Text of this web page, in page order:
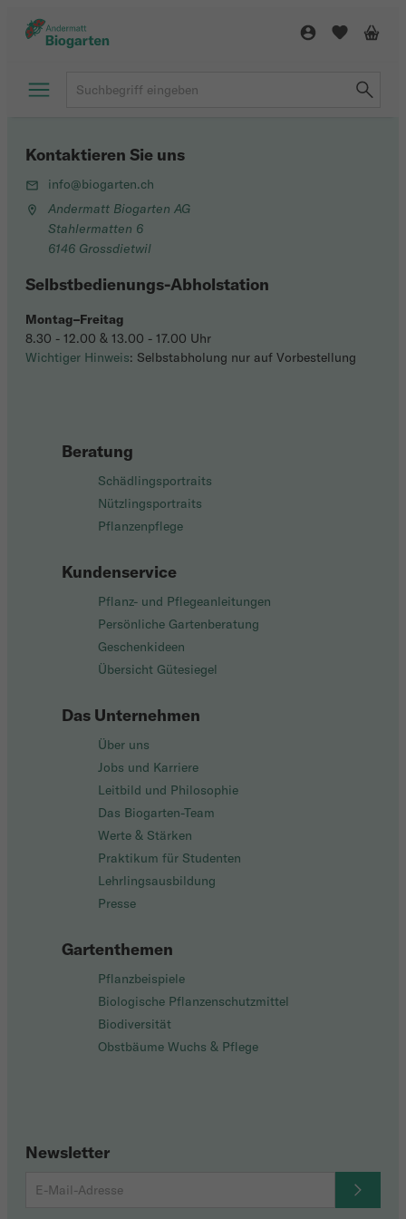
Beratung
Schädlingsportraits
Nützlingsportraits
Pflanzenpflege
Kundenservice
Pflanz- und Pflegeanleitungen
Persönliche Gartenberatung
Geschenkideen
Übersicht Gütesiegel
Das Unternehmen
Über uns
Jobs und Karriere
Leitbild und Philosophie
Das Biogarten-Team
Werte & Stärken
Praktikum für Studenten
Lehrlingsausbildung
Presse
Gartenthemen
Pflanzbeispiele
Biologische Pflanzenschutzmittel
Biodiversität
Obstbäume Wuchs & Pflege
Newsletter
Kontaktieren Sie uns
info@biogarten.ch
Andermatt Biogarten AG
Stahlermatten 6
6146 Grossdietwil
Selbstbedienungs-Abholstation
Montag–Freitag
8.30 - 12.00 & 13.00 - 17.00 Uhr
Wichtiger Hinweis: Selbstabholung nur auf Vorbestellung